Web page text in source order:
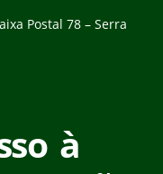
Postal 78 – Serra